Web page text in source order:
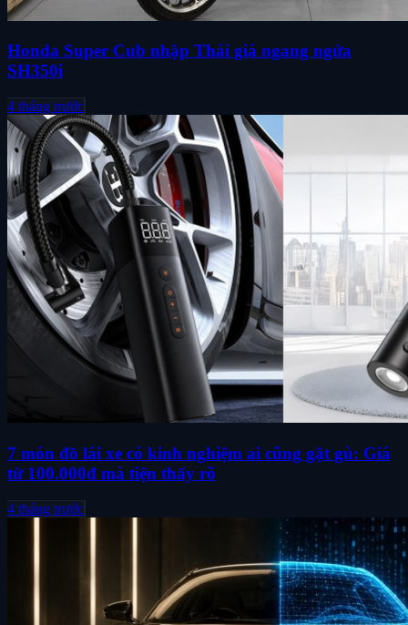
Honda Super Cub nhập Thái giá ngang ngửa
SH350i
4 tháng trước
7 món đồ lái xe có kinh nghiệm ai cũng gật gù: Giá
từ 100.000đ mà tiện thấy rõ
4 tháng trước